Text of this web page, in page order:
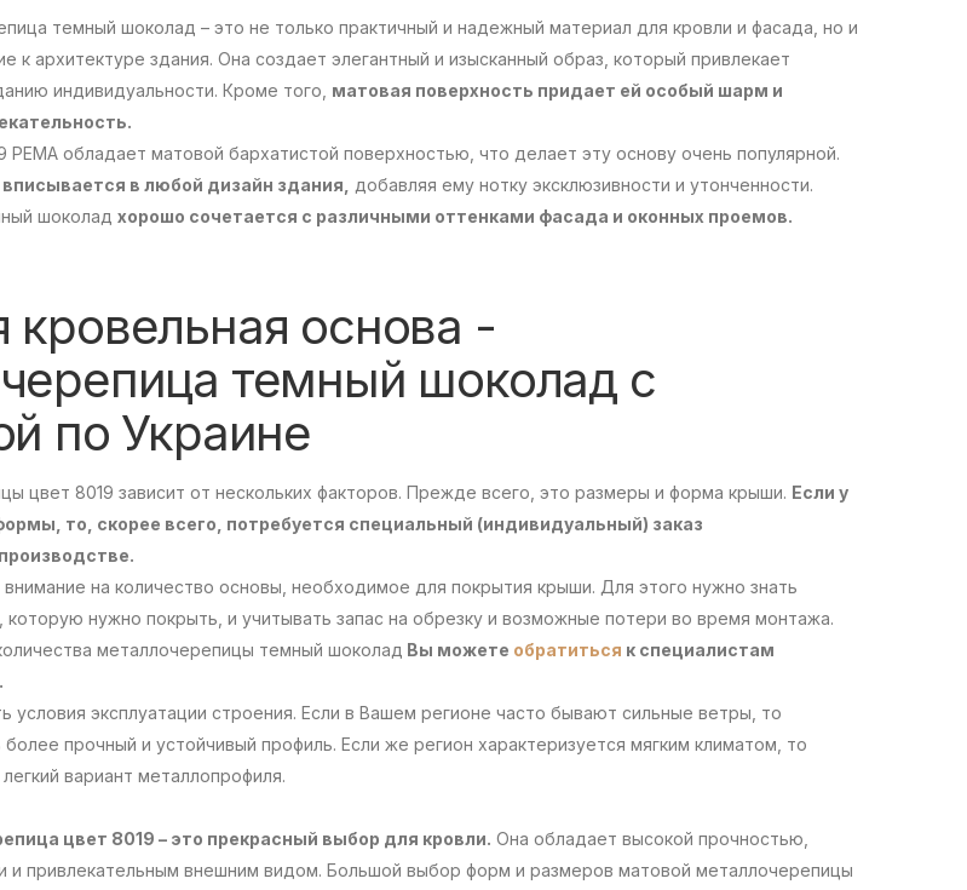
темный шоколад – это не только практичный и надежный материал для кровли и фасада, но и
к архитектуре здания. Она создает элегантный и изысканный образ, который привлекает
индивидуальности. Кроме того, матовая поверхность придает ей особый шарм и
РЕМА обладает матовой бархатистой поверхностью, что делает эту основу очень популярной.
вписывается в любой дизайн здания, добавляя ему нотку эксклюзивности и утонченности.
шоколад хорошо сочетается с различными оттенками фасада и оконных проемов.
основа -
темный шоколад с
по Украине
цвет 8019 зависит от нескольких факторов. Прежде всего, это размеры и форма крыши. Если у
то, скорее всего, потребуется специальный (индивидуальный) заказ
на количество основы, необходимое для покрытия крыши. Для этого нужно знать
нужно покрыть, и учитывать запас на обрезку и возможные потери во время монтажа.
металлочерепицы темный шоколад Вы можете обратиться к специалистам
условия эксплуатации строения. Если в Вашем регионе часто бывают сильные ветры, то
прочный и устойчивый профиль. Если же регион характеризуется мягким климатом, то
вариант металлопрофиля.
цвет 8019 – это прекрасный выбор для кровли. Она обладает высокой прочностью,
и привлекательным внешним видом. Большой выбор форм и размеров матовой металлочерепицы